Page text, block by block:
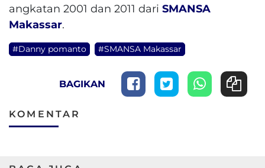
angkatan 2001 dan 2011 dari SMANSA
Makassar.
#Danny pomanto #SMANSA Makassar
BAGIKAN
KOMENTAR